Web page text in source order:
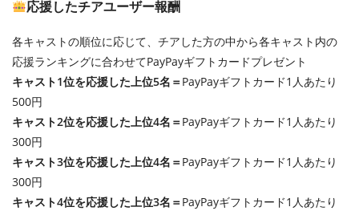
応援したチアユーザー報酬
各キャストの順位に応じて、チアした方の中から各キャスト内の
応援ランキングに合わせてPayPayギフトカードプレゼント
キャスト1位を応援した上位5名＝PayPayギフトカード1人あたり
500円
キャスト2位を応援した上位4名＝PayPayギフトカード1人あたり
300円
キャスト3位を応援した上位4名＝PayPayギフトカード1人あたり
300円
キャスト4位を応援した上位3名＝PayPayギフトカード1人あたり